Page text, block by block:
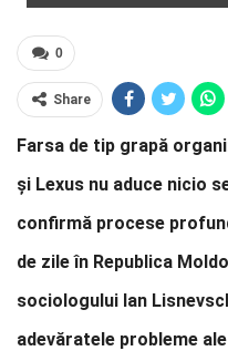
0
Share
Farsa de tip grapă
și Lexus nu aduce nicio
confirmă procese
de zile în Republica
sociologului Ian
adevăratele probleme